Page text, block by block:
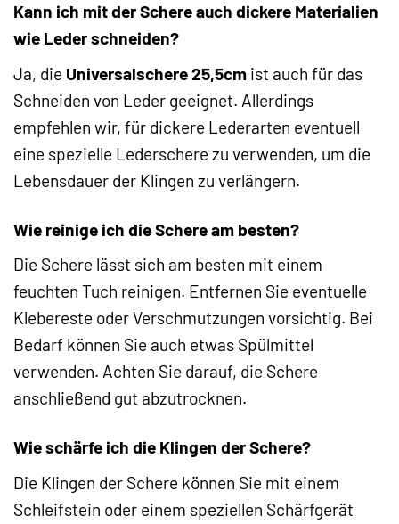
Kann ich mit der Schere auch dickere Materialien
wie Leder schneiden?
Ja, die Universalschere 25,5cm ist auch für das
Schneiden von Leder geeignet. Allerdings
empfehlen wir, für dickere Lederarten eventuell
eine spezielle Lederschere zu verwenden, um die
Lebensdauer der Klingen zu verlängern.
Wie reinige ich die Schere am besten?
Die Schere lässt sich am besten mit einem
feuchten Tuch reinigen. Entfernen Sie eventuelle
Klebereste oder Verschmutzungen vorsichtig. Bei
Bedarf können Sie auch etwas Spülmittel
verwenden. Achten Sie darauf, die Schere
anschließend gut abzutrocknen.
Wie schärfe ich die Klingen der Schere?
Die Klingen der Schere können Sie mit einem
Schleifstein oder einem speziellen Schärfgerät